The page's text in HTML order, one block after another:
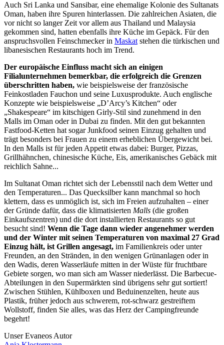
Auch Sri Lanka und Sansibar, eine ehemalige Kolonie des Sultanats
Oman, haben ihre Spuren hinterlassen. Die zahlreichen Asiaten, die
vor nicht so langer Zeit vor allem aus Thailand und Malaysia
gekommen sind, hatten ebenfalls ihre Küche im Gepäck. Für den
anspruchsvollen Feinschmecker in Maskat stehen die türkischen und
libanesischen Restaurants hoch im Trend.
Der europäische Einfluss macht sich an einigen
Filialunternehmen bemerkbar, die erfolgreich die Grenzen
überschritten haben, wie beispielsweise der französische
Feinkostladen Fauchon und seine Luxusprodukte. Auch englische
Konzepte wie beispielsweise „D’Arcy’s Kitchen“ oder
„Shakespeare“ im kitschigen Girly-Stil sind zunehmend in den
Malls im Oman oder in Dubai zu finden. Mit den gut bekannten
Fastfood-Ketten hat sogar Junkfood seinen Einzug gehalten und
trägt besonders bei Frauen zu einem erheblichen Übergewicht bei.
In den Malls ist für jeden Appetit etwas dabei: Burger, Pizzas,
Grillhähnchen, chinesische Küche, Eis, amerikanisches Gebäck mit
reichlich Sahne...
Im Sultanat Oman richtet sich der Lebensstil nach dem Wetter und
den Temperaturen... Das Quecksilber kann manchmal so hoch
klettern, dass es unmöglich ist, sich im Freien aufzuhalten – einer
der Gründe dafür, dass die klimatisierten Malls (die großen
Einkaufszentren) und die dort installierten Restaurants so gut
besucht sind! Wenn die Tage dann wieder angenehmer werden
und der Winter mit seinen Temperaturen von maximal 27 Grad
Einzug hält, ist Grillen angesagt, im Familienkreis oder unter
Freunden, an den Stränden, in den wenigen Grünanlagen oder in
den Wadis, deren Wasserläufe mitten in der Wüste für fruchtbare
Gebiete sorgen, wo man sich am Wasser niederlässt. Die Barbecue-
Abteilungen in den Supermärkten sind übrigens sehr gut sortiert!
Zwischen Stühlen, Kühlboxen und Beduinenzelten, heute aus
Plastik, früher jedoch aus schwerem, rot-schwarz gestreiftem
Wollstoff, finden Sie alles, was das Herz der Campingfreunde
begehrt!
Unser Evaneos Autor